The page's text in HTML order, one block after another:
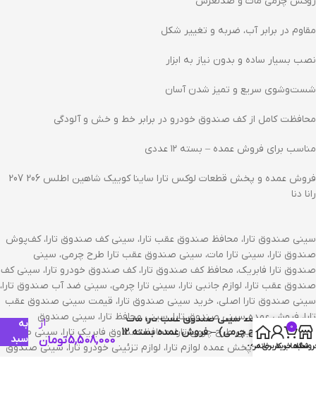
مقاوم در برابر آب، ضربه و تغییر شکل
نصب بسیار ساده و بدون نیاز به ابزار
شست‌وشوی سریع و تمیز شدن آسان
محافظت کامل از کف صندوق خودرو در برابر خط و خش و آلودگی
مناسب برای فروش عمده – بسته ۱۲ عددی
فروش عمده و پخش قطعات لوکس تارا ساینا کوییک شاهین اطلس 206 207
رانا دنا
سینی صندوق تارا، محافظ صندوق عقب تارا، سینی کف صندوق تارا، کف‌پوش
صندوق تارا، سینی تارا مات، سینی صندوق عقب تارا طرح چرمی، سینی
صندوق تارا فابریک، محافظ کف صندوق تارا، کف صندوق خودرو تارا، سینی کف
صندوق عقب تارا، لوازم جانبی تارا، سینی تارا چرمی، سینی ضد آب صندوق تارا،
سینی صندوق تارا اصلی، خرید سینی صندوق تارا، قیمت سینی صندوق عقب
تارا، فروش عمده سینی صندوق تارا، سینی محافظ تارا، سینی صندوق
پلاستیکی تارا، سینی طرح چرمی تارا، محافظ صندوق فابریک تارا، سینی صندوق
تارا مشکی مات، پخش عمده لوازم تارا، لوازم تزئینی خودرو تارا، سینی صندوق
محافظ سینی صندوق عقب تارا مات
(طرح چرمی) – فروش عمده بسته 12
عددی
از
5,508,000تومان
افزودن
به
سبد
خرید
0
سبد خرید
حساب کاربری من
خانه